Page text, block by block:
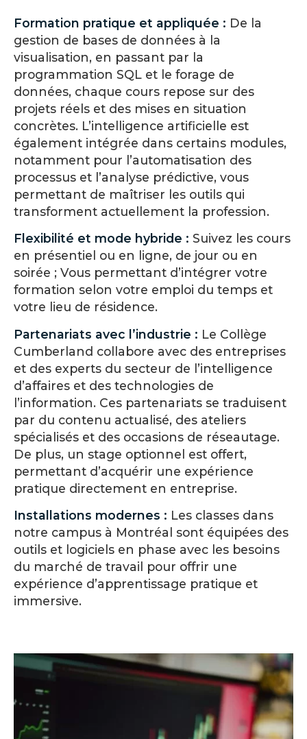
Formation pratique et appliquée : De la
gestion de bases de données à la
visualisation, en passant par la
programmation SQL et le forage de
données, chaque cours repose sur des
projets réels et des mises en situation
concrètes. L’intelligence artificielle est
également intégrée dans certains modules,
notamment pour l’automatisation des
processus et l’analyse prédictive, vous
permettant de maîtriser les outils qui
transforment actuellement la profession.
Flexibilité et mode hybride : Suivez les cours
en présentiel ou en ligne, de jour ou en
soirée ; Vous permettant d’intégrer votre
formation selon votre emploi du temps et
votre lieu de résidence.
Partenariats avec l’industrie : Le Collège
Cumberland collabore avec des entreprises
et des experts du secteur de l’intelligence
d’affaires et des technologies de
l’information. Ces partenariats se traduisent
par du contenu actualisé, des ateliers
spécialisés et des occasions de réseautage.
De plus, un stage optionnel est offert,
permettant d’acquérir une expérience
pratique directement en entreprise.
Installations modernes : Les classes dans
notre campus à Montréal sont équipées des
outils et logiciels en phase avec les besoins
du marché de travail pour offrir une
expérience d’apprentissage pratique et
immersive.